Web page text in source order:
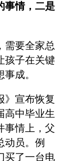
事情，二是
需要全家总
孩子在关键
成。
》宣布恢复
高中毕业生
事情上，父
动员。例
买了一台电